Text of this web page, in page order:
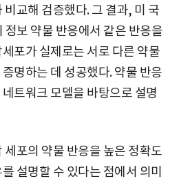
교해 검증했다. 그 결과, 미 국
보 약물 반응에서 같은 반응을
포가 실제로는 서로 다른 약물
명하는 데 성공했다. 약물 반응
트워크 모델을 바탕으로 설명
포의 약물 반응을 높은 정확도
설명할 수 있다는 점에서 의미